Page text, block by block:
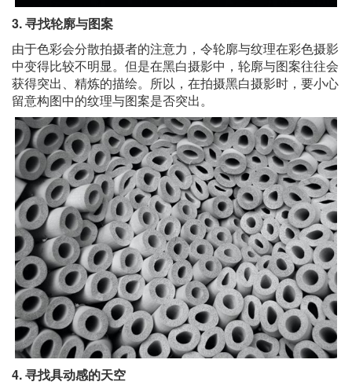
3. 寻找轮廓与图案
由于色彩会分散拍摄者的注意力，令轮廓与纹理在彩色摄影
中变得比较不明显。但是在黑白摄影中，轮廓与图案往往会
获得突出、精炼的描绘。所以，在拍摄黑白摄影时，要小心
留意构图中的纹理与图案是否突出。
4. 寻找具动感的天空